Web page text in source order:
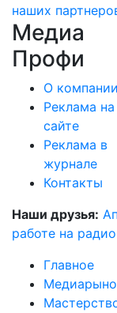
наших
Медиа
Профи
О компании
Реклама на
сайте
Реклама в
журнале
Контакты
Наши друзья:
работе на радио
Главное